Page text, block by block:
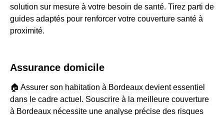
solution sur mesure à votre besoin de santé. Tirez parti de
guides adaptés pour renforcer votre couverture santé à
proximité.
Assurance domicile
🏠 Assurer son habitation à Bordeaux devient essentiel
dans le cadre actuel. Souscrire à la meilleure couverture
à Bordeaux nécessite une analyse précise des risques